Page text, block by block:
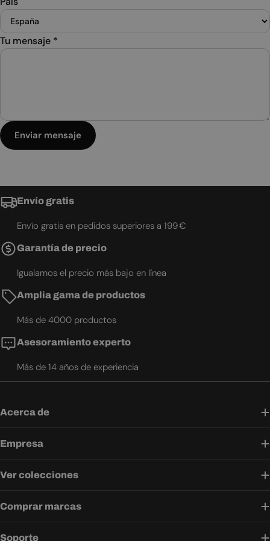
Tu mensaje *
Enviar mensaje
Envío gratis
Envío gratis en pedidos superiores a 199 €
Garantía de precio
Igualamos el precio más bajo en línea
Amplia gama de productos
Más de 4000 productos
Asesoramiento experto
Más de 14 años de experiencia
Acerca de
Empresa
Ver colecciones
Comprar marcas
Soporte